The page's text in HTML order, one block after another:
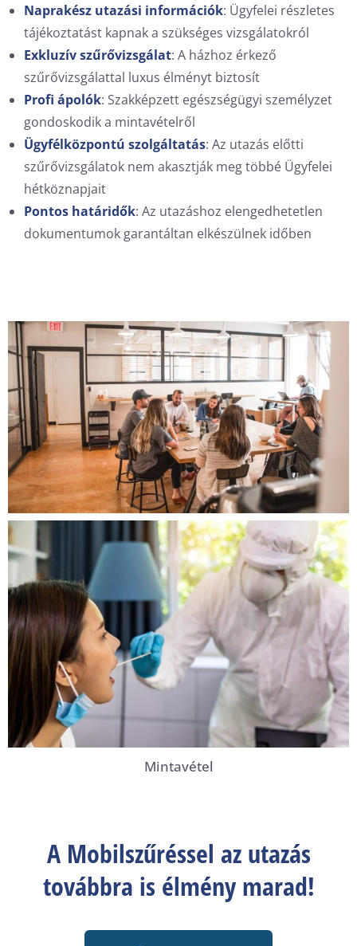
Mintavétel
Naprakész utazási információk: Ügyfelei részletes
tájékoztatást kapnak a szükséges vizsgálatokról
Exkluzív szűrővizsgálat: A házhoz érkező
szűrővizsgálattal luxus élményt biztosít
Profi ápolók: Szakképzett egészségügyi személyzet
gondoskodik a mintavételről
Ügyfélközpontú szolgáltatás: Az utazás előtti
szűrővizsgálatok nem akasztják meg többé Ügyfelei
hétköznapjait
Pontos határidők: Az utazáshoz elengedhetetlen
dokumentumok garantáltan elkészülnek időben
A Mobilszűréssel az utazás
továbbra is élmény marad!